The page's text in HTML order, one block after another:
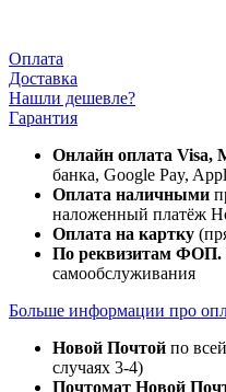
Оплата
Доставка
Нашли дешевле?
Гарантия
Онлайн оплата Visa,
банка, Google Pay,
Оплата наличными
наложенный платёж
Оплата на картку
По реквизитам ФОП.
самообслуживания
Больше информации про
Новой Почтой по
случаях 3-4)
Почтомат Новой